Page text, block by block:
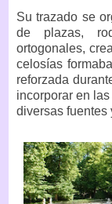
Su trazado se
de plazas,
ortogonales,
celosías
reforzada
incorporar en
diversas fuentes